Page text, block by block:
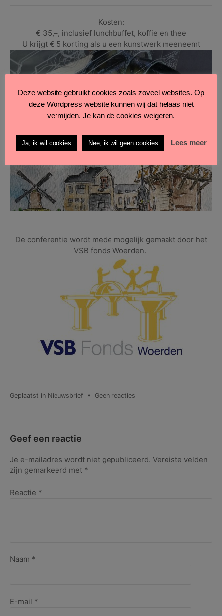
Kosten:
€ 35,–, inclusief lunchbuffet, koffie en thee
U krijgt € 5 korting als u een kunstwerk meeneemt
Inschrijven
Stuur een mail uiterlijk 15 mei 2018 naar
De conferentie wordt mede mogelijk gemaakt door het
VSB fonds Woerden.
Geplaatst in Nieuwsbrief • Geen reacties
2018
Geef een reactie
Je e-mailadres wordt niet gepubliceerd. Vereiste velden
zijn gemarkeerd met *
Reactie *
Naam *
E-mail *
Deze website gebruikt cookies zoals zoveel websites. Op
deze Wordpress website kunnen wij dat helaas niet
vermijden. Je kan de cookies weigeren.
Ja, ik wil cookies Nee, ik wil geen cookies Lees meer